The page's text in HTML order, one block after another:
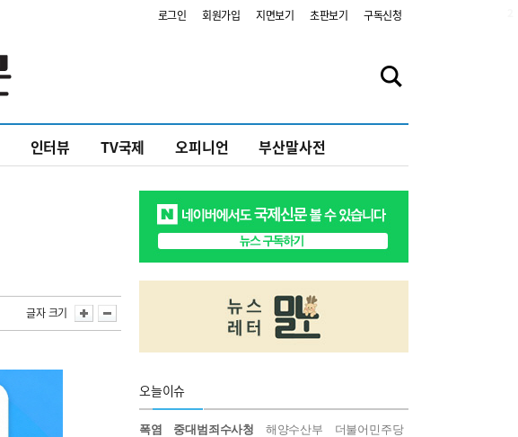
로그인 회원가입 지면보기 초판보기 구독신청
인터뷰 TV국제 오피니언 부산말사전
글자 크기
오늘이슈
폭염 중대범죄수사청 해양수산부
더불어민주당